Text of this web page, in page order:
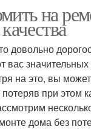
на
довольно
вас
на это, вы
при этом
дома без